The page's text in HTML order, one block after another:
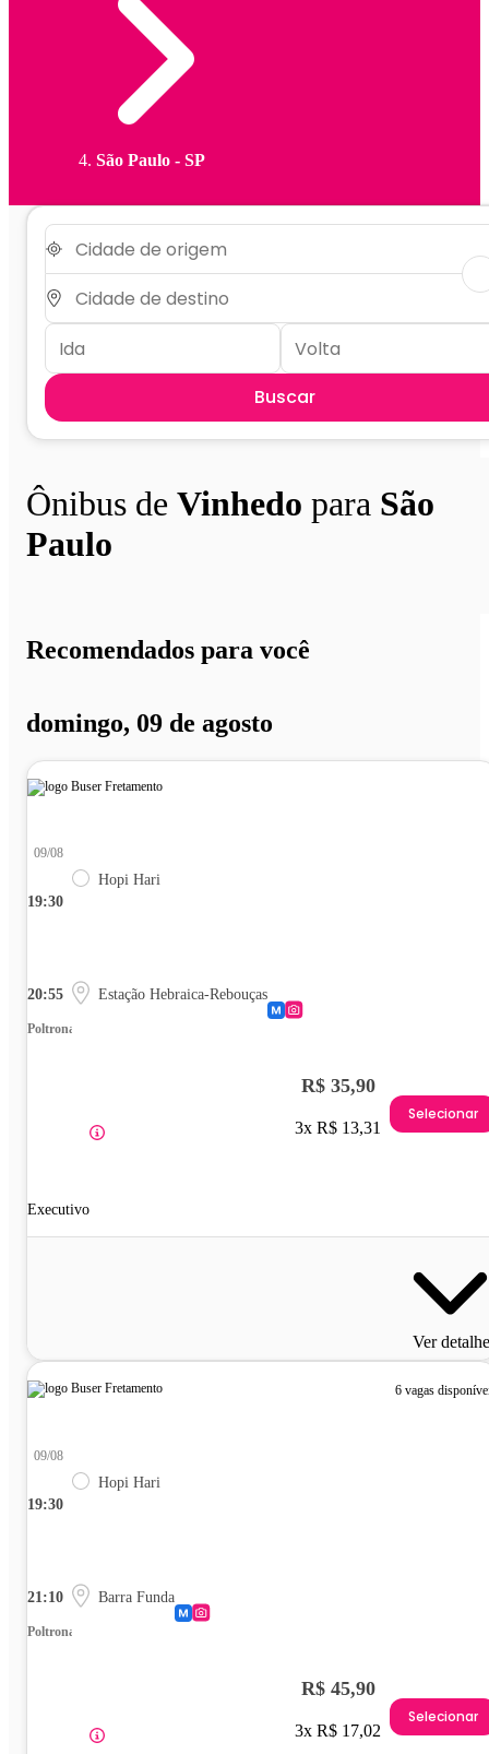
São Paulo - SP
Buscar
Ônibus de Vinhedo para São
Paulo
Recomendados para você
domingo, 09 de agosto
19:30
09/08
Hopi Hari
20:55 Estação Hebraica-Rebouças
Poltrona
Executivo
R$ 35,90
3x R$ 13,31
Selecionar
Ver
6 vagas
19:30
09/08
Hopi Hari
21:10 Barra Funda
Poltrona
R$ 45,90
3x R$ 17,02
Selecionar